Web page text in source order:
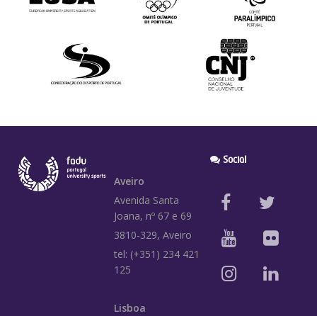
Aveiro
Avenida Santa
Joana, nº 67 e 69
3810-329, Aveiro
tel: (+351) 234 421
125
Lisboa
Social